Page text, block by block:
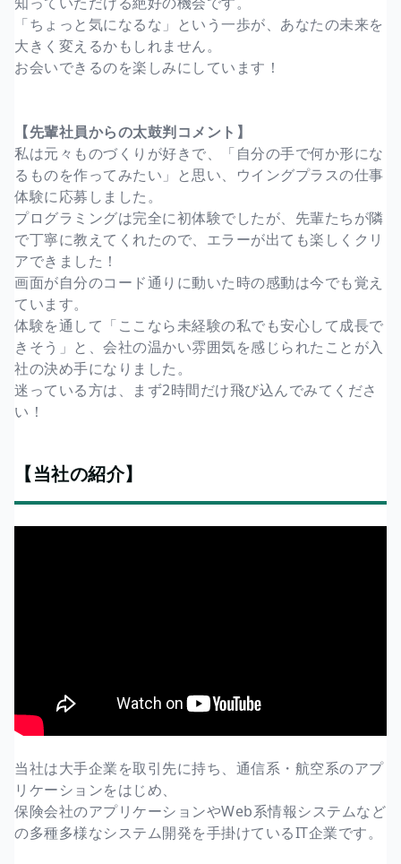
「ちょっと気になるな」という一歩が、あなたの未来を
大きく変えるかもしれません。
お会いできるのを楽しみにしています！
【先輩社員からの太鼓判コメント】
私は元々ものづくりが好きで、「自分の手で何か形にな
るものを作ってみたい」と思い、ウイングプラスの仕事
体験に応募しました。
プログラミングは完全に初体験でしたが、先輩たちが隣
で丁寧に教えてくれたので、エラーが出ても楽しくクリ
アできました！
画面が自分のコード通りに動いた時の感動は今でも覚え
ています。
体験を通して「ここなら未経験の私でも安心して成長で
きそう」と、会社の温かい雰囲気を感じられたことが入
社の決め手になりました。
迷っている方は、まず2時間だけ飛び込んでみてくださ
い！
【当社の紹介】
当社は大手企業を取引先に持ち、通信系・航空系のアプ
リケーションをはじめ、
保険会社のアプリケーションやWeb系情報システムなど
の多種多様なシステム開発を手掛けているIT企業です。